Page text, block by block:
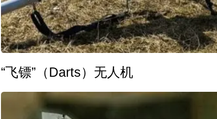
“飞镖”（Darts）无人机